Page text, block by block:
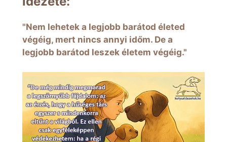
"Nem lehetek a legjobb barátod életed
végéig, mert nincs annyi időm. De a
legjobb barátod leszek életem végéig."